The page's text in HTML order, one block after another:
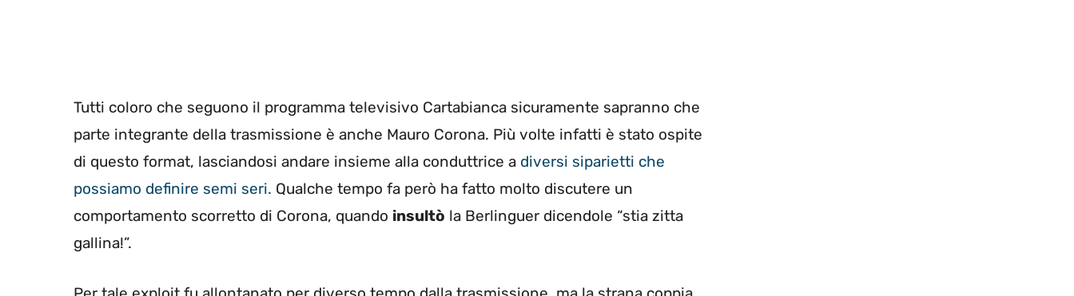
Tutti coloro che seguono il programma televisivo Cartabianca sicuramente sapranno che
parte integrante della trasmissione è anche Mauro Corona. Più volte infatti è stato ospite
di questo format, lasciandosi andare insieme alla conduttrice a diversi siparietti che
possiamo definire semi seri. Qualche tempo fa però ha fatto molto discutere un
comportamento scorretto di Corona, quando insultò la Berlinguer dicendole “stia zitta
gallina!”.